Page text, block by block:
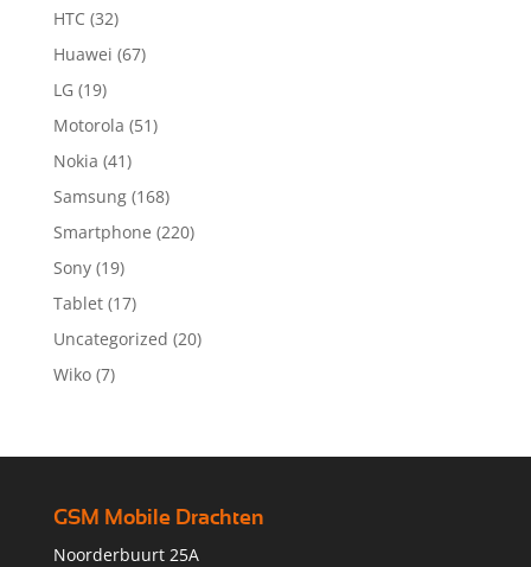
HTC (32)
Huawei (67)
LG (19)
Motorola (51)
Nokia (41)
Samsung (168)
Smartphone (220)
Sony (19)
Tablet (17)
Uncategorized (20)
Wiko (7)
GSM Mobile Drachten
Noorderbuurt 25A